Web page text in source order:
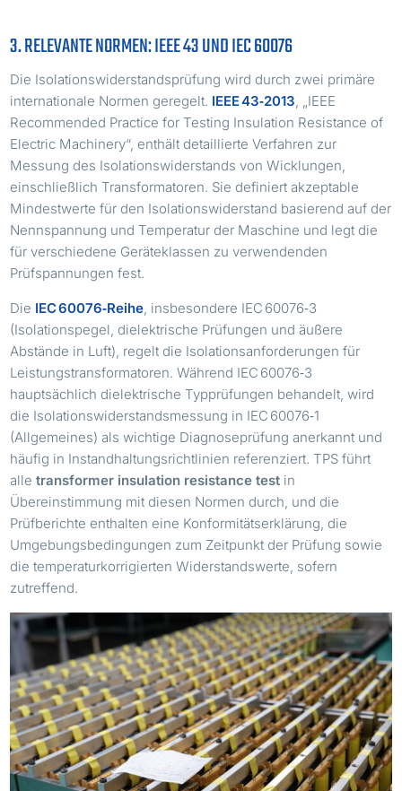
3. RELEVANTE NORMEN: IEEE 43 UND IEC 60076
Die Isolationswiderstandsprüfung wird durch zwei primäre
internationale Normen geregelt. IEEE 43‑2013, „IEEE
Recommended Practice for Testing Insulation Resistance of
Electric Machinery“, enthält detaillierte Verfahren zur
Messung des Isolationswiderstands von Wicklungen,
einschließlich Transformatoren. Sie definiert akzeptable
Mindestwerte für den Isolationswiderstand basierend auf der
Nennspannung und Temperatur der Maschine und legt die
für verschiedene Geräteklassen zu verwendenden
Prüfspannungen fest.
Die IEC 60076‑Reihe, insbesondere IEC 60076‑3
(Isolationspegel, dielektrische Prüfungen und äußere
Abstände in Luft), regelt die Isolationsanforderungen für
Leistungstransformatoren. Während IEC 60076‑3
hauptsächlich dielektrische Typprüfungen behandelt, wird
die Isolationswiderstandsmessung in IEC 60076‑1
(Allgemeines) als wichtige Diagnoseprüfung anerkannt und
häufig in Instandhaltungsrichtlinien referenziert. TPS führt
alletransformer insulation resistance test in
Übereinstimmung mit diesen Normen durch, und die
Prüfberichte enthalten eine Konformitätserklärung, die
Umgebungsbedingungen zum Zeitpunkt der Prüfung sowie
die temperaturkorrigierten Widerstandswerte, sofern
zutreffend.